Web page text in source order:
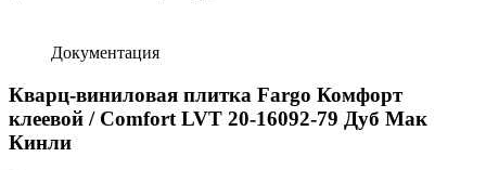
Документация
Кварц-виниловая плитка Fargo Комфорт
клеевой / Comfort LVT 20-16092-79 Дуб Мак
Кинли